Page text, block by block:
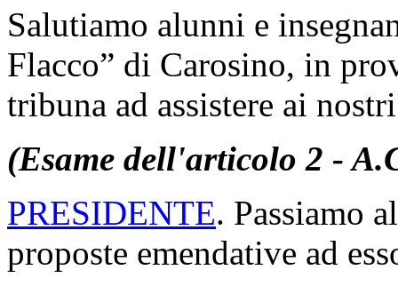
Salutiamo alunni e
Flacco” di Carosino, in
tribuna ad assistere ai
(Esame dell'articolo 2 -
PRESIDENTE. Passiamo
proposte emendative ad